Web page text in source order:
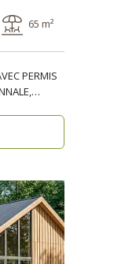
65 m²
PERMIS